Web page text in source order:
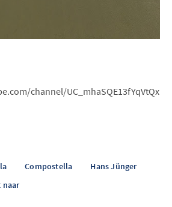
channel/UC_mhaSQE13fYqVtQx
Compostella
Hans Jünger
naar